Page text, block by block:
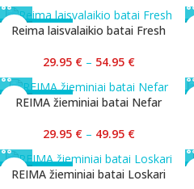
-45%
Reima laisvalaikio batai Fresh
29.95 € – 54.95 €
-40%
REIMA žieminiai batai Nefar
29.95 € – 49.95 €
-43%
REIMA žieminiai batai Loskari